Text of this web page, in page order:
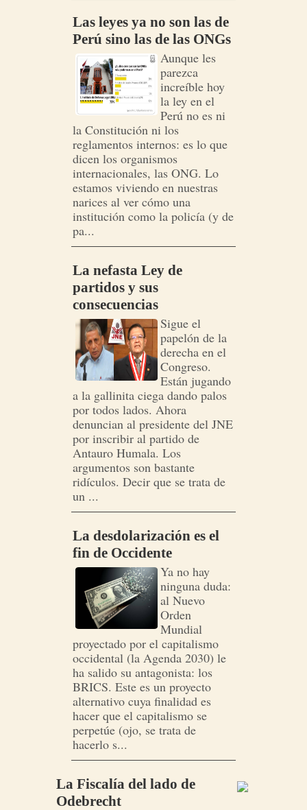
Las leyes ya no son las de
Perú sino las de las ONGs
Aunque les
parezca
increíble hoy
la ley en el
Perú no es ni
la Constitución ni los
reglamentos internos: es lo que
dicen los organismos
internacionales, las ONG. Lo
estamos viviendo en nuestras
narices al ver cómo una
institución como la policía (y de
pa...
La nefasta Ley de
partidos y sus
consecuencias
Sigue el
papelón de la
derecha en el
Congreso.
Están jugando
a la gallinita ciega dando palos
por todos lados. Ahora
denuncian al presidente del JNE
por inscribir al partido de
Antauro Humala. Los
argumentos son bastante
ridículos. Decir que se trata de
un ...
La desdolarización es el
fin de Occidente
Ya no hay
ninguna duda:
al Nuevo
Orden
Mundial
proyectado por el capitalismo
occidental (la Agenda 2030) le
ha salido su antagonista: los
BRICS. Este es un proyecto
alternativo cuya finalidad es
hacer que el capitalismo se
perpetúe (ojo, se trata de
hacerlo s...
La Fiscalía del lado de
Odebrecht